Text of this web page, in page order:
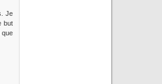
Je
but
que